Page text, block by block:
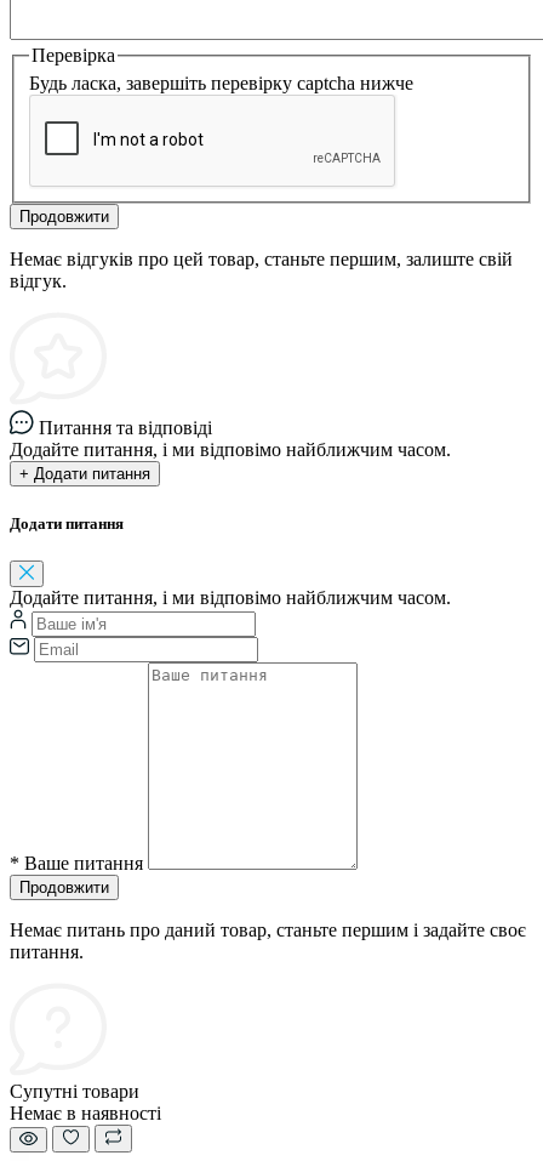
Перевірка
Будь ласка, завершіть перевірку captcha нижче
Продовжити
Немає відгуків про цей товар, станьте першим, залиште свій
відгук.
Питання та відповіді
Додайте питання, і ми відповімо найближчим часом.
+ Додати питання
Додати питання
Додайте питання, і ми відповімо найближчим часом.
* Ваше питання
Продовжити
Немає питань про даний товар, станьте першим і задайте своє
питання.
Супутні товари
Немає в наявності